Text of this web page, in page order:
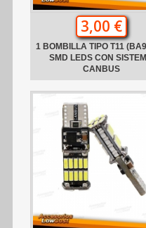
3,00 €
1 BOMBILLA TIPO T11
SMD LEDS CON
CANBUS